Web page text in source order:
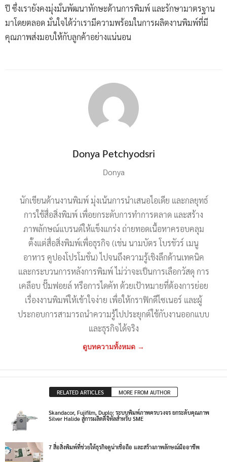
ปี ซึ่งเรายังคงมุ่งมั่นพัฒนาทักษะด้านการพิมพ์ และรักษามาตรฐาน
มาโดยตลอด มั่นใจได้ว่าเรามีความพร้อมในการผลิตงานพิมพ์ที่มี
คุณภาพส่งมอบให้กับลูกค้าอย่างแน่นอน
Donya Petchyodsri
Donya
นักเขียนด้านงานพิมพ์ มุ่งเน้นการนำเสนอไอเดีย และกลยุทธ์
การใช้สื่อสิ่งพิมพ์ เพื่อยกระดับการทำการตลาด และสร้าง
ภาพลักษณ์แบรนด์ให้แข็งแกร่ง ถ่ายทอดเนื้อหาครอบคลุม
ตั้งแต่สื่อสิ่งพิมพ์เพื่อธุรกิจ (เช่น นามบัตร โบรชัวร์ เมนู
อาหาร คูปองโปรโมชั่น) ไปจนถึงความรู้เชิงลึกด้านเทคนิค
และกระบวนการหลังการพิมพ์ ไม่ว่าจะเป็นการเลือกวัสดุ การ
เคลือบ ปั๊มฟอยล์ หรือการไดคัท ด้วยเป้าหมายที่ต้องการย่อย
เรื่องงานพิมพ์ให้เข้าใจง่าย เพื่อให้กราฟิกดีไซเนอร์ และผู้
ประกอบการสามารถนำความรู้ไปประยุกต์ใช้กับงานออกแบบ
และธุรกิจได้จริง
ดูบทความทั้งหมด →
RELATED ARTICLES MORE FROM AUTHOR
Skandacor, Fujifilm, Duplo: ระบบพิมพ์ภาพครบวงจร ยกระดับคุณภาพ
Silver Halide สู่การผลิตดิจิทัลสำหรับ SME
7 สื่อสิ่งพิมพ์ที่ช่วยให้ธุรกิจดูน่าเชื่อถือ และสร้างภาพลักษณ์มืออาชีพ